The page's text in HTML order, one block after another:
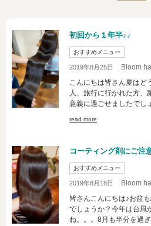
初回から１年半♪♪
おすすめメニュー
2019年8月25日 Bloom
こんにちは皆さん夏はど
人、旅行に行かれた方、
意義に過ごせましたでし
read more
コーティング剤にご注
おすすめメニュー
2019年8月18日 Bloom
皆さんこんにちは♪お盆
でしょうか？今年は台風
ね。。。8月も半分を過ぎ